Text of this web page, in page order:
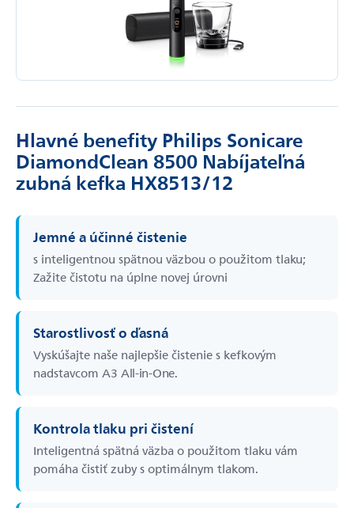
Hlavné benefity Philips Sonicare
DiamondClean 8500 Nabíjateľná
zubná kefka HX8513/12
Jemné a účinné čistenie
s inteligentnou spätnou väzbou o použitom tlaku;
Zažite čistotu na úplne novej úrovni
Starostlivosť o ďasná
Vyskúšajte naše najlepšie čistenie s kefkovým
nadstavcom A3 All-in-One.
Kontrola tlaku pri čistení
Inteligentná spätná väzba o použitom tlaku vám
pomáha čistiť zuby s optimálnym tlakom.